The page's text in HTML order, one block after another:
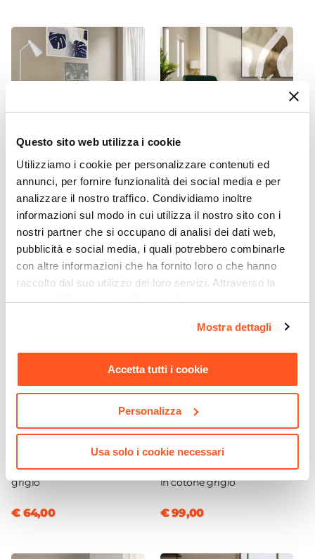
Questo sito web utilizza i cookie
Utilizziamo i cookie per personalizzare contenuti ed
annunci, per fornire funzionalità dei social media e per
analizzare il nostro traffico. Condividiamo inoltre
informazioni sul modo in cui utilizza il nostro sito con i
nostri partner che si occupano di analisi dei dati web,
pubblicità e social media, i quali potrebbero combinarle
con altre informazioni che ha fornito loro o che hanno
raccolto dal suo utilizzo dei loro servizi. Attraverso la
sezione "Mostra dettagli" è possibile gestire le proprie
momento. Per maggiori informazioni si invita a leggere la
nostraCookie Policy.
Mostra dettagli
Accetta tutti i cookie
Personalizza
Usa solo i cookie necessari
Profondità
22 cm
Altezza
Colore
Fibra di legno
Numero Vani
CODICE:KAN-B13
Scrivania 140x60 cm con
top e ripiani laterali obliqui
in legno bianco - Kantiko
€ 99,00
CODICE:ELE-P4V
Poltrona in velluto verde
con gambe in legno -
Elenor
€ 99,00
Piantana 155h cm in metallo
grigio
€ 64,00
CODICE:TP-35R
Tappeto 350x250 cm a righe
in cotone grigio
€ 99,00